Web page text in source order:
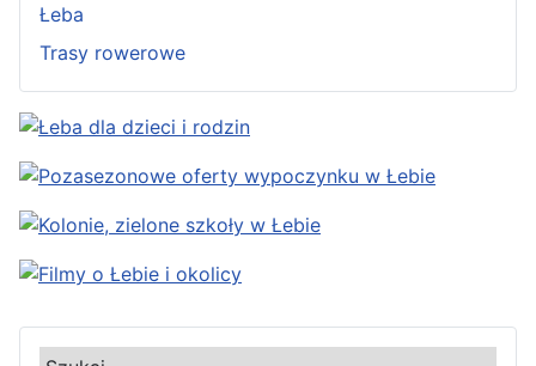
Łeba
Trasy rowerowe